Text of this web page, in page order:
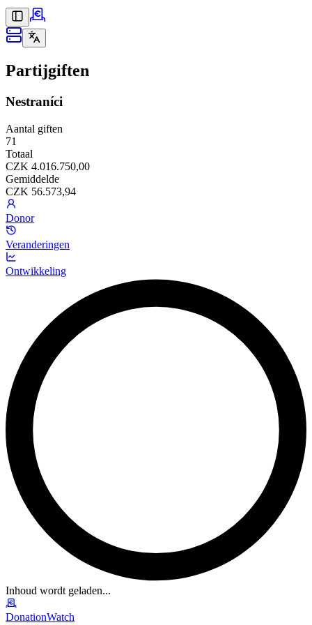
Partijgiften
Nestraníci
Aantal giften
71
Totaal
CZK 4.016.750,00
Gemiddelde
CZK 56.573,94
Donor
Veranderingen
Ontwikkeling
Inhoud wordt geladen...
DonationWatch